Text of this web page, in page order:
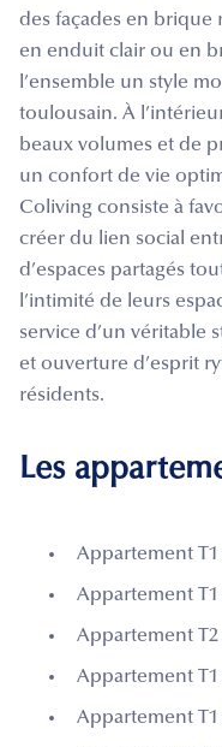
des façades en brique
en enduit clair ou en
l’ensemble un style
toulousain. À
beaux volumes et de
un confort de vie
Coliving consiste à
créer du lien social
d’espaces partagés
l’intimité de leurs
service d’un véritable
et ouverture d’esprit
résidents.
Les
Appartement T1
Appartement T1
Appartement T2
Appartement T1
Appartement T1